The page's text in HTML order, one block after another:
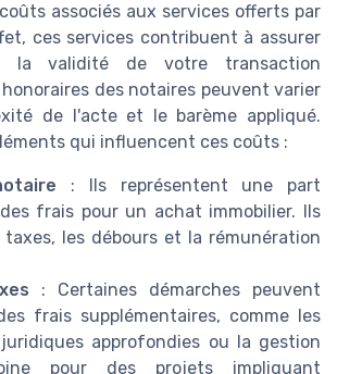
associés aux services offerts par
ces services contribuent à assurer
la validité de votre transaction
des notaires peuvent varier
de l'acte et le barème appliqué.
qui influencent ces coûts :
: Ils représentent une part
frais pour un achat immobilier. Ils
les débours et la rémunération
: Certaines démarches peuvent
frais supplémentaires, comme les
approfondies ou la gestion
pour des projets impliquant